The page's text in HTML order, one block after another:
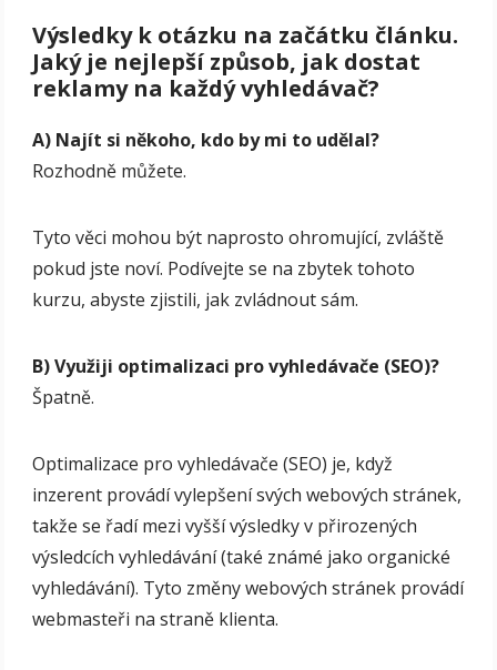
Výsledky k otázku na začátku článku.
Jaký je nejlepší způsob, jak dostat
reklamy na každý vyhledávač?
A) Najít si někoho, kdo by mi to udělal?
Rozhodně můžete.
Tyto věci mohou být naprosto ohromující, zvláště
pokud jste noví. Podívejte se na zbytek tohoto
kurzu, abyste zjistili, jak zvládnout sám.
B) Využiji optimalizaci pro vyhledávače (SEO)?
Špatně.
Optimalizace pro vyhledávače (SEO) je, když
inzerent provádí vylepšení svých webových stránek,
takže se řadí mezi vyšší výsledky v přirozených
výsledcích vyhledávání (také známé jako organické
vyhledávání). Tyto změny webových stránek provádí
webmasteři na straně klienta.